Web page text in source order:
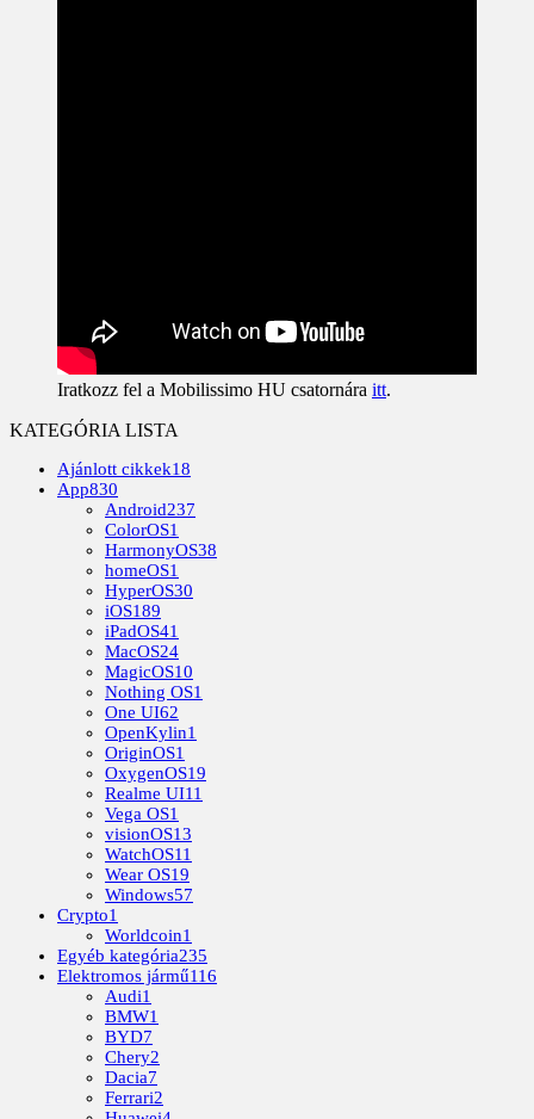
Iratkozz fel a Mobilissimo HU csatornára itt.
KATEGÓRIA LISTA
Ajánlott cikkek18
App830
Android237
ColorOS1
HarmonyOS38
homeOS1
HyperOS30
iOS189
iPadOS41
MacOS24
MagicOS10
Nothing OS1
One UI62
OpenKylin1
OriginOS1
OxygenOS19
Realme UI11
Vega OS1
visionOS13
WatchOS11
Wear OS19
Windows57
Crypto1
Worldcoin1
Egyéb kategória235
Elektromos jármű116
Audi1
BMW1
BYD7
Chery2
Dacia7
Ferrari2